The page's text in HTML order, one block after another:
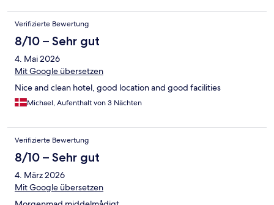
Verifizierte Bewertung
8/10 – Sehr gut
4. Mai 2026
Mit Google übersetzen
Nice and clean hotel, good location and good facilities
Michael, Aufenthalt von 3 Nächten
Verifizierte Bewertung
8/10 – Sehr gut
4. März 2026
Mit Google übersetzen